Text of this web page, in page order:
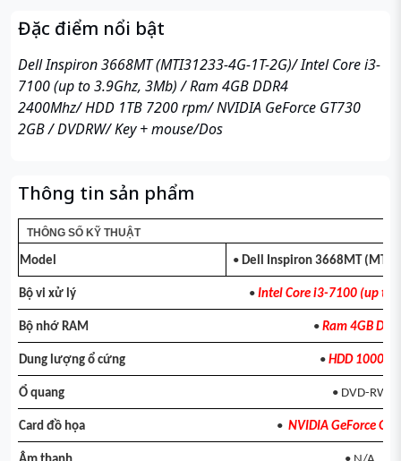
Đặc điểm nổi bật
Dell Inspiron 3668MT (MTI31233-4G-1T-2G)/Intel Core i3-
7100(up to 3.9Ghz, 3Mb) /Ram 4GBDDR4
2400Mhz/HDD 1TB 7200 rpm/ NVIDIA GeForce GT730
2GB / DVDRW/ Key + mouse/Dos
Thông tin sản phẩm
THÔNG SỐ KỸ THUẬT
Model • Dell Inspiron 3668MT
Bộ vi xử lý • Intel Core i3-7100 (up to
Bộ nhớ RAM • Ram 4GB
Dung lượng ổ cứng • HDD 1000GB
Ổ quang • DVD-RW
Card đồ họa • NVIDIA GeForce